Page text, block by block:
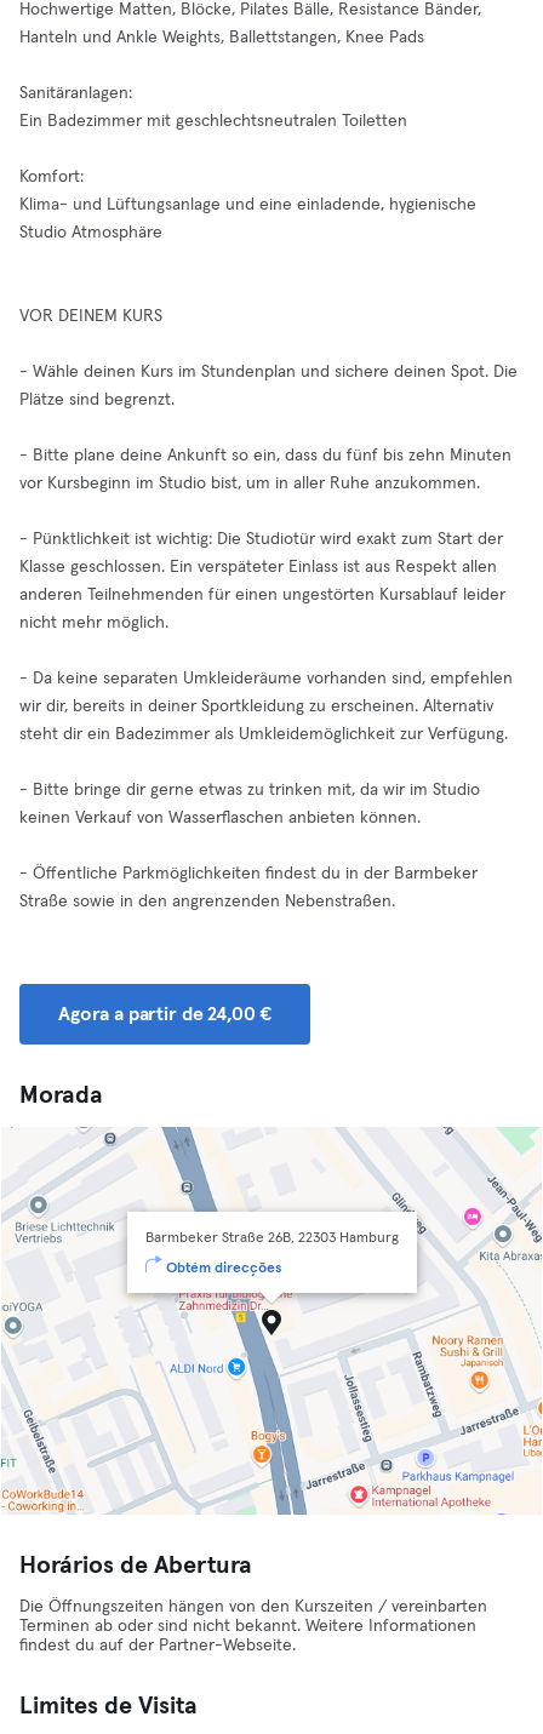
Hochwertige Matten, Blöcke, Pilates Bälle, Resistance Bänder,
Hanteln und Ankle Weights, Ballettstangen, Knee Pads
Sanitäranlagen:
Ein Badezimmer mit geschlechtsneutralen Toiletten
Komfort:
Klima- und Lüftungsanlage und eine einladende, hygienische
Studio Atmosphäre
VOR DEINEM KURS
- Wähle deinen Kurs im Stundenplan und sichere deinen Spot. Die
Plätze sind begrenzt.
- Bitte plane deine Ankunft so ein, dass du fünf bis zehn Minuten
vor Kursbeginn im Studio bist, um in aller Ruhe anzukommen.
- Pünktlichkeit ist wichtig: Die Studiotür wird exakt zum Start der
Klasse geschlossen. Ein verspäteter Einlass ist aus Respekt allen
anderen Teilnehmenden für einen ungestörten Kursablauf leider
nicht mehr möglich.
- Da keine separaten Umkleideräume vorhanden sind, empfehlen
wir dir, bereits in deiner Sportkleidung zu erscheinen. Alternativ
steht dir ein Badezimmer als Umkleidemöglichkeit zur Verfügung.
- Bitte bringe dir gerne etwas zu trinken mit, da wir im Studio
keinen Verkauf von Wasserflaschen anbieten können.
- Öffentliche Parkmöglichkeiten findest du in der Barmbeker
Straße sowie in den angrenzenden Nebenstraßen.
Agora a partir de 24,00 €
Morada
Barmbeker Straße 26B, 22303 Hamburg
Obtém direcções
Horários de Abertura
Die Öffnungszeiten hängen von den Kurszeiten / vereinbarten
Terminen ab oder sind nicht bekannt. Weitere Informationen
findest du auf der Partner-Webseite.
Limites de Visita